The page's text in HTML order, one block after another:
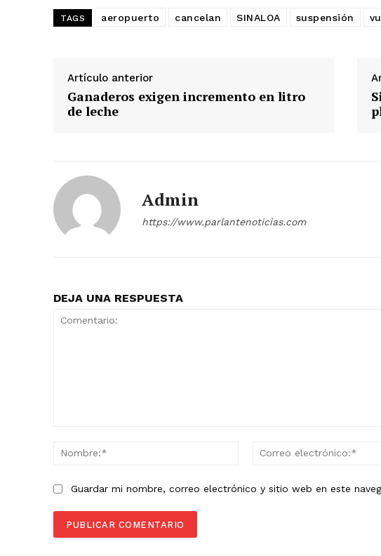
TAGS aeropuerto cancelan SINALOA suspensión
Artículo anterior
Ganaderos exigen incremento en litro
de leche
Admin
https://www.parlantenoticias.com
DEJA UNA RESPUESTA
Nombre:*
Guardar mi nombre, correo electrónico y sitio web en este